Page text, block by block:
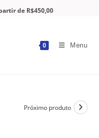
de R$450,00
0 Menu
Próximo produto